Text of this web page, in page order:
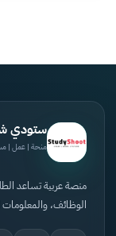
ستودي
منحة | عمل |
منصة عربية تساعد
الوظائف،